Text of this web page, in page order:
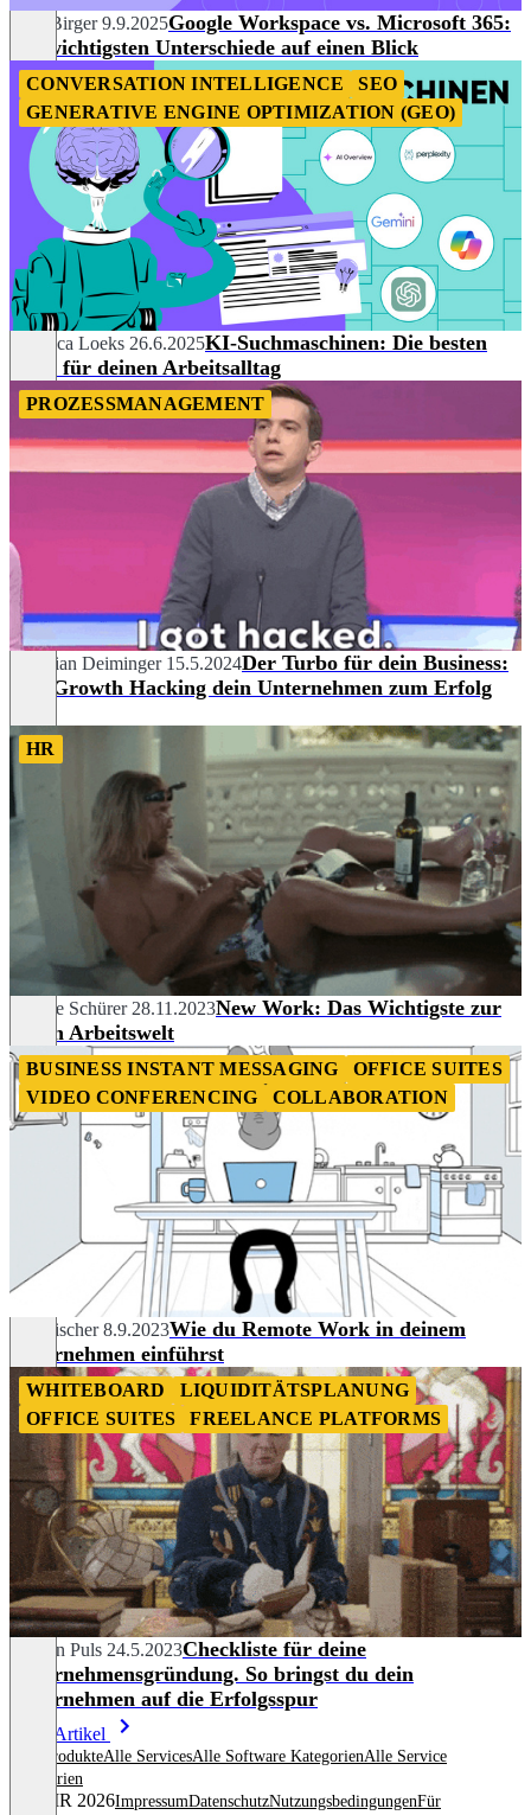
Zino Birger 9.9.2025Google Workspace vs. Microsoft 365:
Die wichtigsten Unterschiede auf einen Blick
CONVERSATION INTELLIGENCE
SEO
GENERATIVE ENGINE OPTIMIZATION (GEO)
Rebecca Loeks 26.6.2025KI-Suchmaschinen: Die besten
Tools für deinen Arbeitsalltag
PROZESSMANAGEMENT
Christian Deiminger 15.5.2024Der Turbo für dein Business:
Wie Growth Hacking dein Unternehmen zum Erfolg
HR
Amelie Schürer 28.11.2023New Work: Das Wichtigste zur
neuen Arbeitswelt
BUSINESS INSTANT MESSAGING
OFFICE SUITES
VIDEO CONFERENCING
COLLABORATION
Tim Fischer 8.9.2023Wie du Remote Work in deinem
Unternehmen einführst
WHITEBOARD
LIQUIDITÄTSPLANUNG
OFFICE SUITES
FREELANCE PLATFORMS
Carolin Puls 24.5.2023Checkliste für deine
Unternehmensgründung. So bringst du dein
Unternehmen auf die Erfolgsspur
Mehr Artikel
Alle ProdukteAlle ServicesAlle Software KategorienAlle Service
Kategorien
© OMR 2026ImpressumDatenschutzNutzungsbedingungenFür